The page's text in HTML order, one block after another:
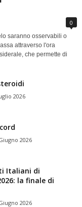
0
saranno osservabili o
attraverso l'ora
che permette di
2026
2026
Italiani di
la finale di
2026